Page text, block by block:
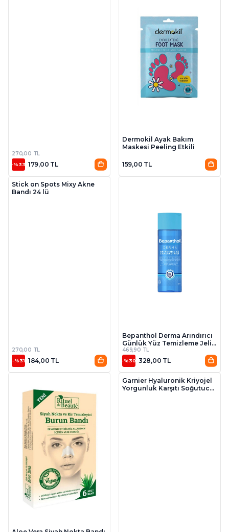
270,00 TL
-%33 179,00 TL
Dermokil Ayak Bakım
Maskesi Peeling Etkili
159,00 TL
Stick on Spots Mixy Akne
Bandı 24 lü
270,00 TL
-%31 184,00 TL
Bepanthol Derma Arındırıcı
Günlük Yüz Temizleme Jeli
200 Ml
469,90 TL
-%30 328,00 TL
Garnier Hyaluronik Kriyojel
Yorgunluk Karşıtı Soğutucu